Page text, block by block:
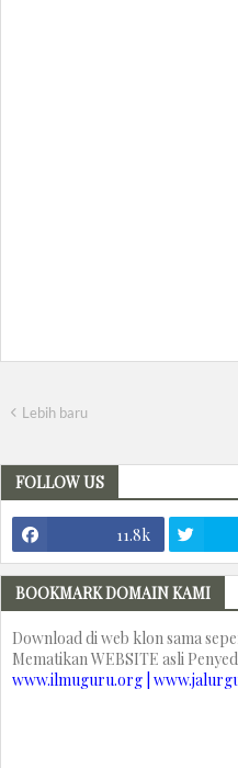
Lebih baru
FOLLOW US
11.8k
BOOKMARK DOMAIN KAMI
Download di web klon sama
Mematikan WEBSITE asli
www.ilmuguru.org |